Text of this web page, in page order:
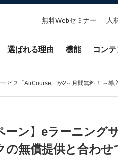
無料Webセミナー 人
選ばれる理由 機能 コンテ
ビス「AirCourse」が2ヶ月間無料！ ～
ーン】eラーニン
の無償提供と合わ